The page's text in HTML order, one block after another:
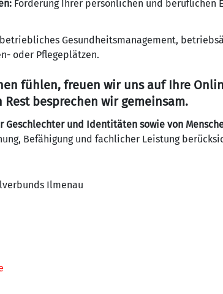
Förderung Ihrer persönlichen und beruflichen
betriebliches Gesundheitsmanagement,
oder Pflegeplätzen.
fühlen, freuen wir uns auf Ihre
besprechen wir gemeinsam.
Geschlechter und Identitäten sowie von
Befähigung und fachlicher Leistung
Ilmenau